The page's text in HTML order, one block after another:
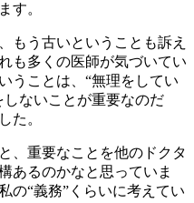
す。
もう古いということも訴え
も多くの医師が気づいてい
うことは、“無理をしてい
ないことが重要なのだ
た。
、重要なことを他のドクタ
あるのかなと思っていま
の“義務”くらいに考えてい